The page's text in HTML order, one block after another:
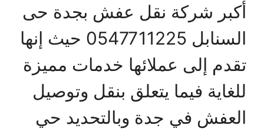
أكبر شركة نقل عفش بجدة حى
السنابل 0547711225 حيث إنها
تقدم إلى عملائها خدمات مميزة
للغاية فيما يتعلق بنقل وتوصيل
العفش في جدة وبالتحديد حي